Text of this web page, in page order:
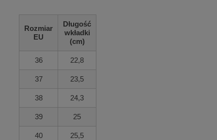
Rozmiar
EU
Długość
wkładki
(cm)
36 22,8
37 23,5
38 24,3
39 25
40 25,5